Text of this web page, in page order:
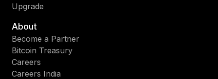
Upgrade
About
Become a Partner
Bitcoin Treasury
Careers
Careers India